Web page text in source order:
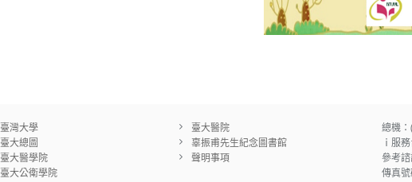
臺灣大學
臺大總圖
臺大醫學院
臺大公衛學院
臺大醫院
辜振甫先生紀念圖書館
聲明事項
總機
ｉ服
參考
傳真